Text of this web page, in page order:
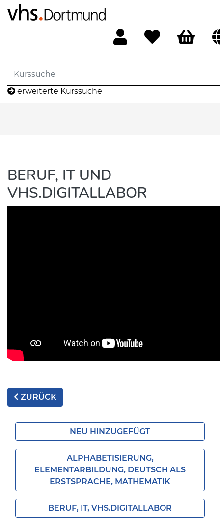
erweiterte Kurssuche
BERUF, IT UND
VHS.DIGITALLABOR
ZURÜCK
NEU HINZUGEFÜGT
ALPHABETISIERUNG,
ELEMENTARBILDUNG, DEUTSCH ALS
ERSTSPRACHE, MATHEMATIK
BERUF, IT, VHS.DIGITALLABOR